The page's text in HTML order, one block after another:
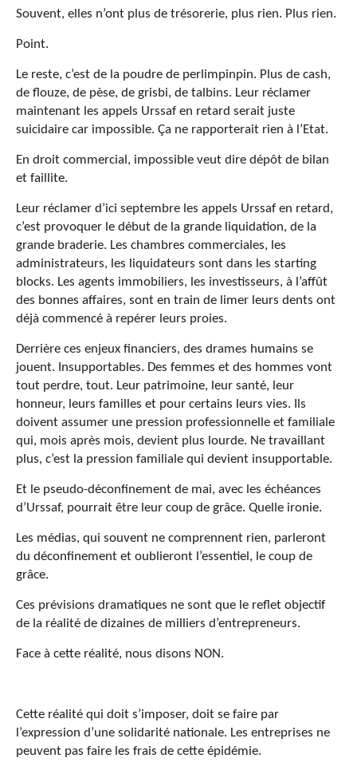
Souvent, elles n’ont plus de trésorerie, plus rien. Plus rien.
Point.
Le reste, c’est de la poudre de perlimpinpin. Plus de cash,
de flouze, de pèse, de grisbi, de talbins. Leur réclamer
maintenant les appels Urssaf en retard serait juste
suicidaire car impossible. Ça ne rapporterait rien à l’Etat.
En droit commercial, impossible veut dire dépôt de bilan
et faillite.
Leur réclamer d’ici septembre les appels Urssaf en retard,
c’est provoquer le début de la grande liquidation, de la
grande braderie. Les chambres commerciales, les
administrateurs, les liquidateurs sont dans les starting
blocks. Les agents immobiliers, les investisseurs, à l’affût
des bonnes affaires, sont en train de limer leurs dents ont
déjà commencé à repérer leurs proies.
Derrière ces enjeux financiers, des drames humains se
jouent. Insupportables. Des femmes et des hommes vont
tout perdre, tout. Leur patrimoine, leur santé, leur
honneur, leurs familles et pour certains leurs vies. Ils
doivent assumer une pression professionnelle et familiale
qui, mois après mois, devient plus lourde. Ne travaillant
plus, c’est la pression familiale qui devient insupportable.
Et le pseudo-déconfinement de mai, avec les échéances
d’Urssaf, pourrait être leur coup de grâce. Quelle ironie.
Les médias, qui souvent ne comprennent rien, parleront
du déconfinement et oublieront l’essentiel, le coup de
grâce.
Ces prévisions dramatiques ne sont que le reflet objectif
de la réalité de dizaines de milliers d’entrepreneurs.
Face à cette réalité, nous disons NON.
Cette réalité qui doit s’imposer, doit se faire par
l’expression d’une solidarité nationale. Les entreprises ne
peuvent pas faire les frais de cette épidémie.